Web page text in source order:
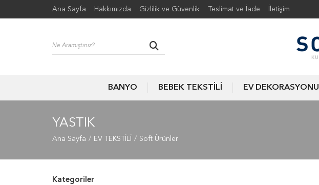
Ana Sayfa Hakkımızda Gizlilik ve Güvenlik Teslimat ve İade İletişim
BANYO BEBEK TEKSTİLİ EV DEKORASYONU
YASTIK
Ana Sayfa EV TEKSTİLİ Soft Ürünler
Kategoriler